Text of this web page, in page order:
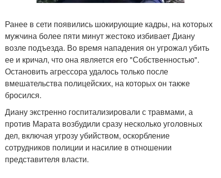
Ранее в сети появились шокирующие кадры, на которых
мужчина более пяти минут жестоко избивает Диану
возле подъезда. Во время нападения он угрожал убить
ее и кричал, что она является его "Собственностью".
Остановить агрессора удалось только после
вмешательства полицейских, на которых он также
бросился.
Диану экстренно госпитализировали с травмами, а
против Марата возбудили сразу несколько уголовных
дел, включая угрозу убийством, оскорбление
сотрудников полиции и насилие в отношении
представителя власти.